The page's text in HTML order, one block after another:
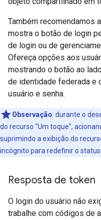
Também recomendamos
mostra o botão de login
de login ou de
Ofereça opções aos
mostrando o botão ao
de identidade federada e
usuário e senha.
Observação: durante o
do recurso "Um toque",
suprimindo a exibição do
incógnito para redefinir o status
Resposta de token
O login do usuário não
trabalhe com códigos de